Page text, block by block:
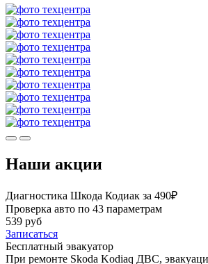
Наши акции
Диагностика Шкода Кодиак за 490₽
Проверка авто по 43 параметрам
539 руб
Записаться
Бесплатный эвакуатор
При ремонте Skoda Kodiaq ДВС,